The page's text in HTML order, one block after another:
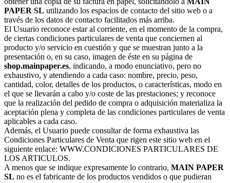
PAPER SL utilizando los espacios de contacto del sitio web o a
través de los datos de contacto facilitados más arriba.
El Usuario reconoce estar al corriente, en el momento de la compra,
de ciertas condiciones particulares de venta que conciernen al
producto y/o servicio en cuestión y que se muestran junto a la
presentación o, en su caso, imagen de éste en su página de
shop.mainpaper.es, indicando, a modo enunciativo, pero no
exhaustivo, y atendiendo a cada caso: nombre, precio, peso,
cantidad, color, detalles de los productos, o características, modo en
el que se llevarán a cabo y/o coste de las prestaciones; y reconoce
que la realización del pedido de compra o adquisición materializa la
aceptación plena y completa de las condiciones particulares de venta
aplicables a cada caso.
Además, el Usuario puede consultar de forma exhaustiva las
Condiciones Particulares de Venta que rigen este sitio web en el
siguiente enlace: WWW.CONDICIONES PARTICULARES DE
LOS ARTICULOS.
A menos que se indique expresamente lo contrario, MAIN PAPER
SL no es el fabricante de los productos vendidos o que pudieran